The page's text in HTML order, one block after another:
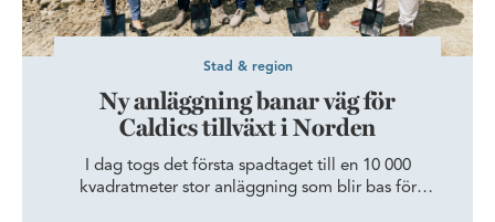
Stad & region
Ny anläggning banar väg för
Caldics tillväxt i Norden
I dag togs det första spadtaget till en 10 000
kvadratmeter stor anläggning som blir bas för